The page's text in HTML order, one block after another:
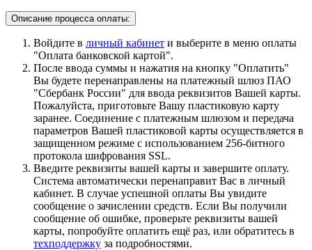
Описание процесса оплаты:
Войдите в личный кабинет и выберите в меню оплаты
"Оплата банковской картой".
После ввода суммы и нажатия на кнопку "Оплатить"
Вы будете перенаправлены на платежный шлюз ПАО
"Сбербанк России" для ввода реквизитов Вашей карты.
Пожалуйста, приготовьте Вашу пластиковую карту
заранее. Соединение с платежным шлюзом и передача
параметров Вашей пластиковой карты осуществляется в
защищенном режиме с использованием 256-битного
протокола шифрования SSL.
Введите реквизиты вашей карты и завершите оплату.
Система автоматически перенаправит Вас в личный
кабинет. В случае успешной оплаты Вы увидите
сообщение о зачислении средств. Если Вы получили
сообщение об ошибке, проверьте реквизиты вашей
карты, попробуйте оплатить ещё раз, или обратитесь в
техподдержку за подробностями.